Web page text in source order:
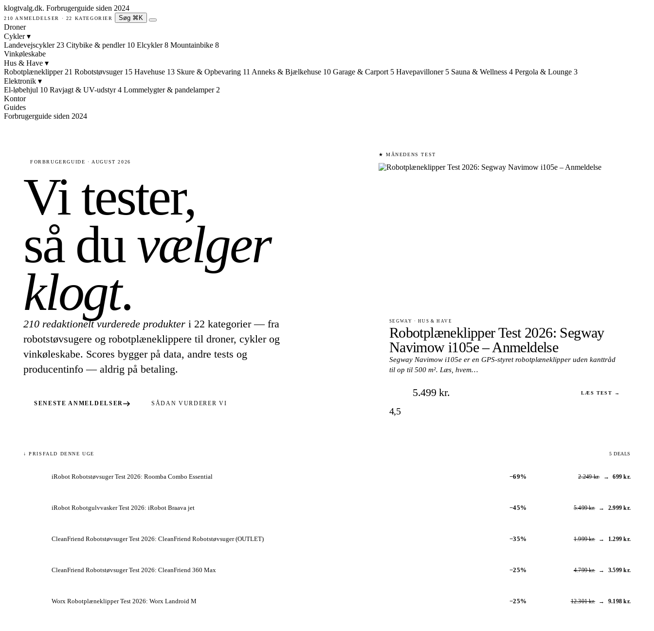
klogtvalg.dk. Forbrugerguide siden 2024
210 ANMELDELSER · 22 KATEGORIER Søg ⌘K
Droner
Cykler▾
Landevejscykler 23 Citybike & pendler 10 Elcykler 8 Mountainbike 8
Vinkøleskabe
Hus & Have ▾
Robotplæneklipper 21 Robotstøvsuger 15 Havehuse 13 Skure & Opbevaring 11 Anneks & Bjælkehuse 10 Garage & Carport 5 Havepavilloner 5 Sauna & Wellness 4 Pergola & Lounge 3
Elektronik ▾
El-løbehjul 10 Ravjagt & UV-udstyr 4 Lommelygter & pandelamper 2
Kontor
Guides
Forbrugerguide siden 2024
FORBRUGERGUIDE · AUGUST 2026
Vi tester,
så duvælger
klogt.
210 redaktionelt vurderede produkter i 22 kategorier — fra
robotstøvsugere og robotplæneklippere til droner, cykler og
vinkøleskabe. Scores bygger på data, andre tests og
producentinfo — aldrig på betaling.
SENESTE ANMELDELSER SÅDAN VURDERER VI
★ MÅNEDENS TEST
SEGWAY · HUS & HAVE
Robotplæneklipper Test 2026: Segway
Navimow i105e – Anmeldelse
Segway Navimow i105e er en GPS-styret robotplæneklipper uden kanttråd
til op til 500 m². Læs, hvem…
4,5
5.499 kr. LÆS TEST →
↓ PRISFALD DENNE UGE 5 DEALS
iRobot Robotstøvsuger Test 2026: Roomba Combo Essential −69% 2.249 kr. → 699 kr.
iRobot Robotgulvvasker Test 2026: iRobot Braava jet −45% 5.499 kr. → 2.999 kr.
CleanFriend Robotstøvsuger Test 2026: CleanFriend Robotstøvsuger (OUTLET) −35% 1.999 kr. → 1.299 kr.
CleanFriend Robotstøvsuger Test 2026: CleanFriend 360 Max −25% 4.799 kr. → 3.599 kr.
Worx Robotplæneklipper Test 2026: Worx Landroid M −25% 12.301 kr. → 9.198 kr.